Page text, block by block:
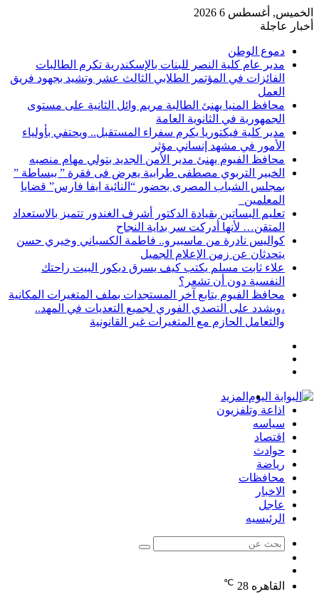
الخميس, أغسطس 6 2026
أخبار عاجلة
دموع الوطن
مدير عام كلية النصر للبنات بالإسكندرية تكرم الطالبات
الفائزات في المؤتمر الطلابي الثالث عشر وتشيد بجهود فريق
العمل
محافظ المنيا يهنئ الطالبة مريم وائل الثانية على مستوى
الجمهورية في الثانوية العامة
مدير كلية فيكتوريا يكرم سفراء المستقبل.. ويحتفي بأولياء
الأمور في مشهد إنساني مؤثر
محافظ الفيوم يهنئ مدير الأمن الجديد بتولي مهام منصبه
الخبير التربوي مصطفى طرابية يعرض فى فقرة ” ببساطة ”
بمجلس الشباب المصرى بحضور “النائبة ايفا فارس” قضايا
المعلمين
تعليم البساتين بقيادة الدكتور أشرف الغندور تتميز بالاستعداد
المتقن… لأنها أدركت سر بداية النجاح
كواليس نادرة من ماسبيرو.. فاطمة الكسباني وخيري حسن
يتحدثان عن زمن الإعلام الجميل
علاء ثابت مسلم يكتب كيف يسرق ديكور البيت راحتك
النفسية دون أن تشعر؟
محافظ الفيوم يتابع آخر المستجدات بملف المتغيرات المكانية
،ويشدد على التصدي الفوري لجميع التعديات في المهد..
والتعامل الحازم مع المتغيرات غير القانونية
المزيد
اذاعة وتلفزيون
سياسه
اقتصاد
حوادث
رياضة
محافظات
الاخبار
عاجل
الرئيسيه
بحث
عشوائي
القاهره 28
℃